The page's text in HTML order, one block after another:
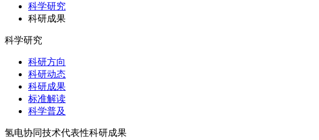
科学研究
科研成果
科学研究
科研方向
科研动态
科研成果
标准解读
科学普及
氢电协同技术代表性科研成果